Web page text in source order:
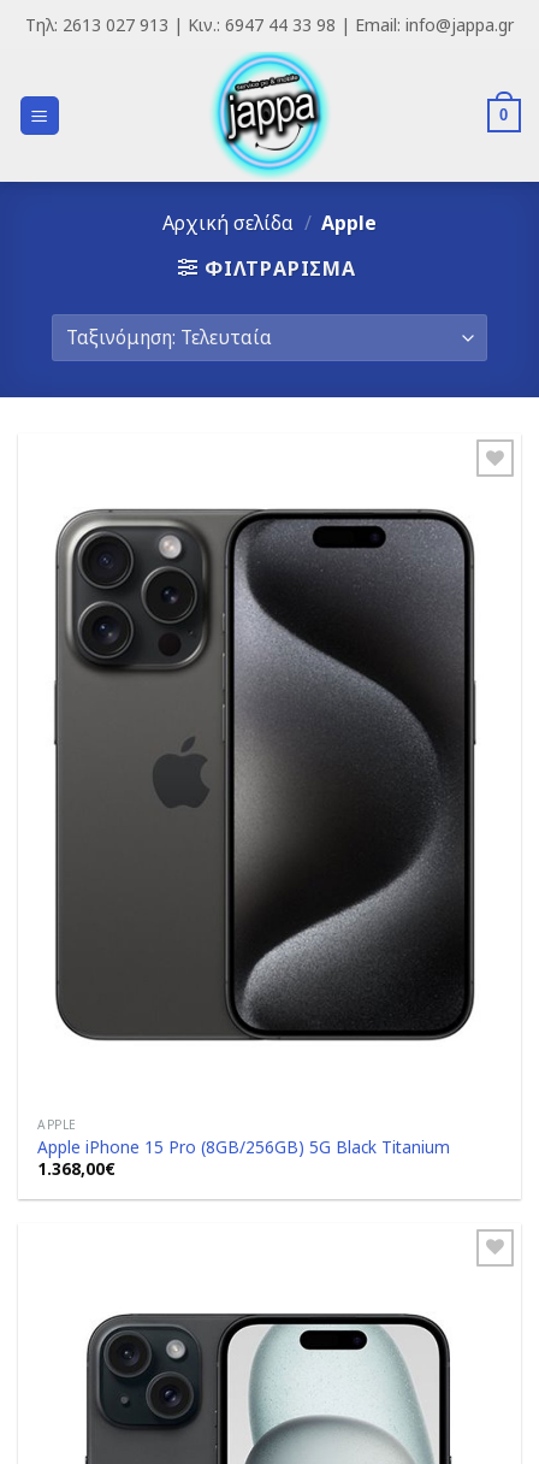
SkipΤηλ: 2613 027 913 | Κιν.: 6947 44 33 98 | Email: info@jappa.gr
0
Αρχική σελίδα / Apple
ΦΙΛΤΡΆΡΙΣΜΑ
Add to
Wishlist
APPLE
Apple iPhone 15 Pro (8GB/256GB) 5G Black Titanium
1.368,00€